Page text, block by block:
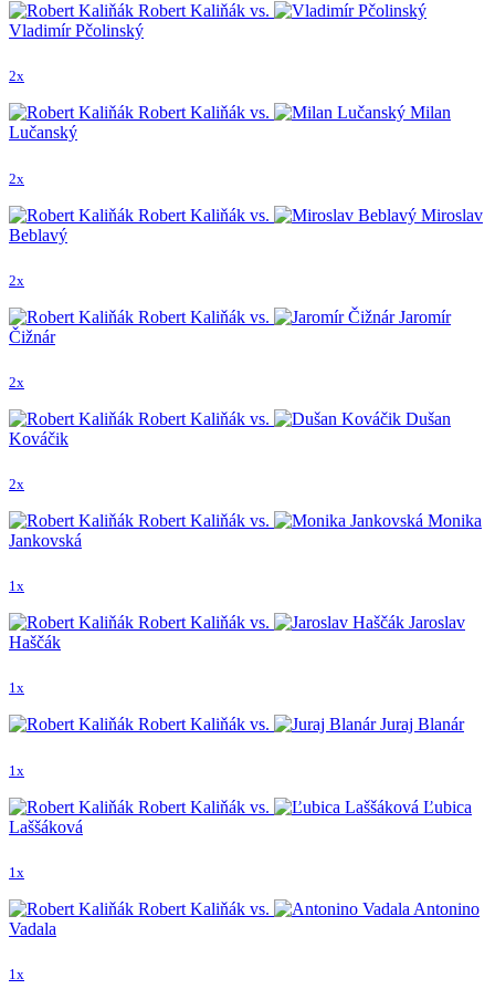
Robert Kaliňák vs.
Vladimír Pčolinský
2x
Robert Kaliňák vs.
Milan
Lučanský
2x
Robert Kaliňák vs.
Miroslav
Beblavý
2x
Robert Kaliňák vs.
Jaromír
Čižnár
2x
Robert Kaliňák vs.
Dušan
Kováčik
2x
Robert Kaliňák vs.
Monika
Jankovská
1x
Robert Kaliňák vs.
Jaroslav
Haščák
1x
Robert Kaliňák vs. Juraj Blanár
1x
Robert Kaliňák vs.
Ľubica
Laššáková
1x
Robert Kaliňák vs.
Antonino
Vadala
1x